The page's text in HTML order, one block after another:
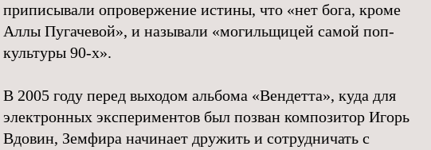
приписывали опровержение истины, что «нет бога, кроме
Аллы Пугачевой», и называли «могильщицей самой поп-
культуры 90-х».
В 2005 году перед выходом альбома «Вендетта», куда для
электронных экспериментов был позван композитор Игорь
Вдовин, Земфира начинает дружить и сотрудничать с